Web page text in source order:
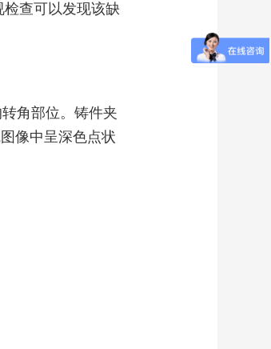
查可以发现该缺
角部位。铸件夹
像中呈深色点状